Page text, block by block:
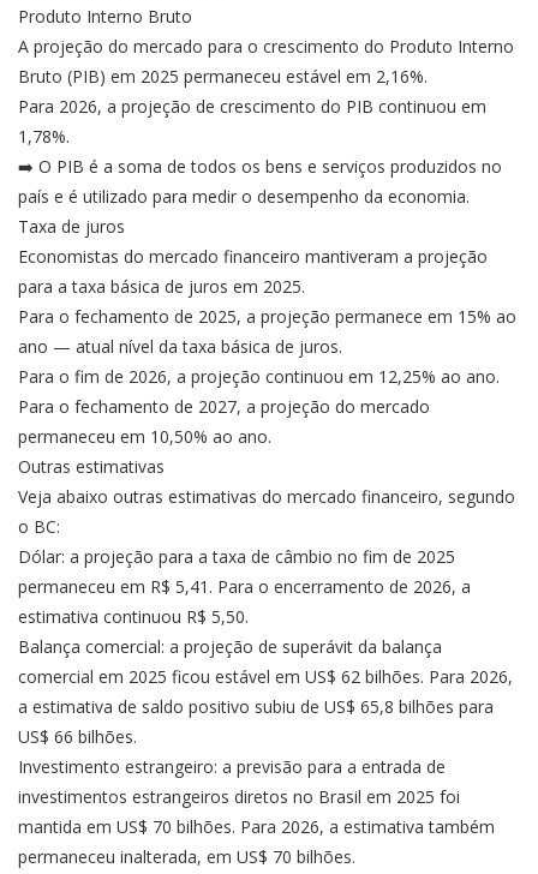
Produto Interno Bruto
A projeção do mercado para o crescimento do Produto Interno
Bruto (PIB) em 2025 permaneceu estável em 2,16%.
Para 2026, a projeção de crescimento do PIB continuou em
1,78%.
➡️ O PIB é a soma de todos os bens e serviços produzidos no
país e é utilizado para medir o desempenho da economia.
Taxa de juros
Economistas do mercado financeiro mantiveram a projeção
para a taxa básica de juros em 2025.
Para o fechamento de 2025, a projeção permanece em 15% ao
ano — atual nível da taxa básica de juros.
Para o fim de 2026, a projeção continuou em 12,25% ao ano.
Para o fechamento de 2027, a projeção do mercado
permaneceu em 10,50% ao ano.
Outras estimativas
Veja abaixo outras estimativas do mercado financeiro, segundo
o BC:
Dólar: a projeção para a taxa de câmbio no fim de 2025
permaneceu em R$ 5,41. Para o encerramento de 2026, a
estimativa continuou R$ 5,50.
Balança comercial: a projeção de superávit da balança
comercial em 2025 ficou estável em US$ 62 bilhões. Para 2026,
a estimativa de saldo positivo subiu de US$ 65,8 bilhões para
US$ 66 bilhões.
Investimento estrangeiro: a previsão para a entrada de
investimentos estrangeiros diretos no Brasil em 2025 foi
mantida em US$ 70 bilhões. Para 2026, a estimativa também
permaneceu inalterada, em US$ 70 bilhões.